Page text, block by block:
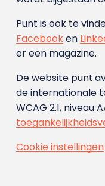
Punt is ook te
Facebooken
er een magazine.
De website
de internationale
WCAG 2.1, niveau
Cookie instellingen